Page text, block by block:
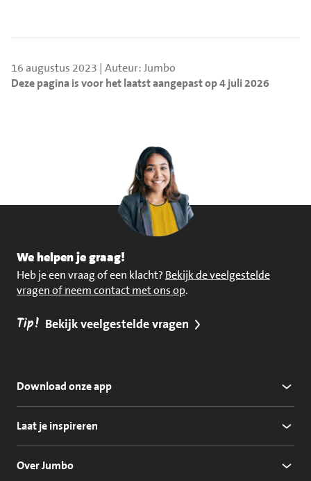
16 augustus 2023 | Auteur: Jumbo
Deze pagina is voor het laatst aangepast op 4 juli 2026
We helpen je graag!
Heb je een vraag of een klacht? Bekijk de veelgestelde
vragen of neem contact met ons op.
Tip! Bekijk veelgestelde vragen
Download onze app
Laat je inspireren
Over Jumbo